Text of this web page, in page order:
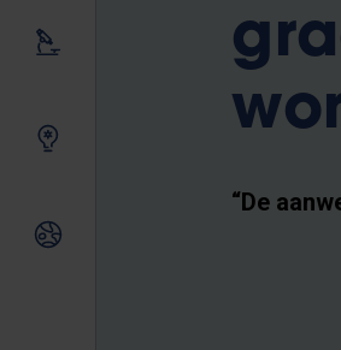
Ons onderzoek
“De